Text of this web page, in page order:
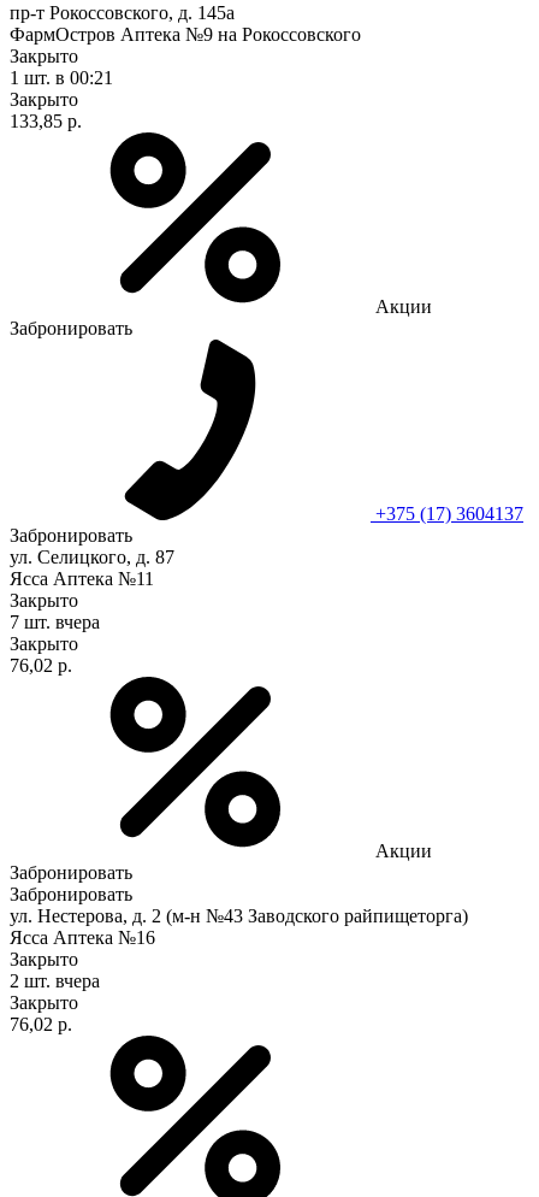
пр-т Рокоссовского, д. 145а
ФармОстров Аптека №9 на Рокоссовского
Закрыто
1 шт. в 00:21
Закрыто
133,85 р.
Акции
Забронировать
+375 (17) 3604137
Забронировать
ул. Селицкого, д. 87
Ясса Аптека №11
Закрыто
7 шт. вчера
Закрыто
76,02 р.
Акции
Забронировать
Забронировать
ул. Нестерова, д. 2 (м-н №43 Заводского райпищеторга)
Ясса Аптека №16
Закрыто
2 шт. вчера
Закрыто
76,02 р.